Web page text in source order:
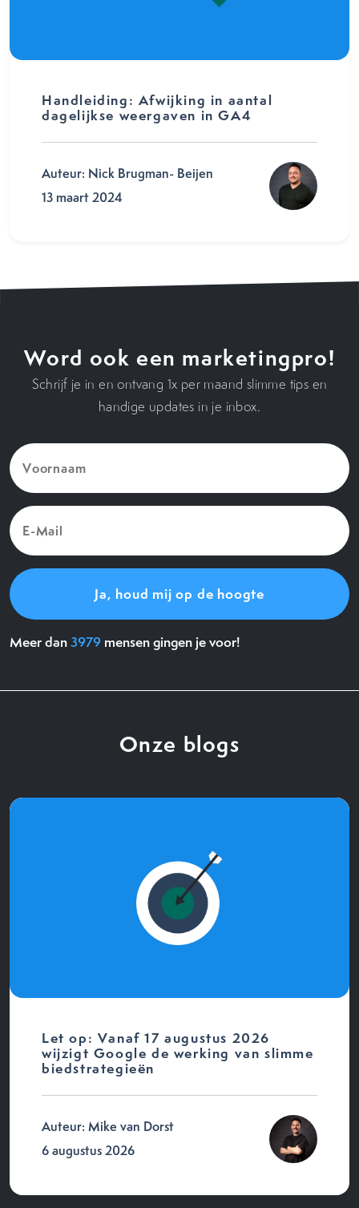
Handleiding: Afwijking in aantal
dagelijkse weergaven in GA4
Auteur: Nick Brugman- Beijen
13 maart 2024
Word ook een marketingpro!
Schrijf je in en ontvang 1x per maand slimme tips en
handige updates in je inbox.
Voornaam
(Vereist)
E-
Mail
(Vereist)
Meer dan3979 mensen gingen je voor!
Onze blogs
Let op: Vanaf 17 augustus 2026
wijzigt Google de werking van slimme
biedstrategieën
Auteur: Mike van Dorst
6 augustus 2026